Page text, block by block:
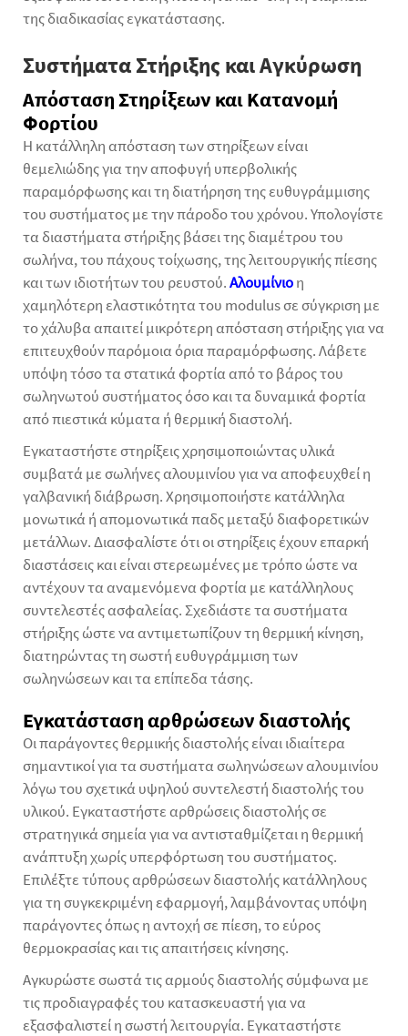
της διαδικασίας εγκατάστασης.
Συστήματα Στήριξης και Αγκύρωση
Απόσταση Στηρίξεων και Κατανομή
Φορτίου
Η κατάλληλη απόσταση των στηρίξεων είναι
θεμελιώδης για την αποφυγή υπερβολικής
παραμόρφωσης και τη διατήρηση της ευθυγράμμισης
του συστήματος με την πάροδο του χρόνου. Υπολογίστε
τα διαστήματα στήριξης βάσει της διαμέτρου του
σωλήνα, του πάχους τοίχωσης, της λειτουργικής πίεσης
και των ιδιοτήτων του ρευστού.Αλουμίνιοη
χαμηλότερη ελαστικότητα του modulus σε σύγκριση με
το χάλυβα απαιτεί μικρότερη απόσταση στήριξης για να
επιτευχθούν παρόμοια όρια παραμόρφωσης. Λάβετε
υπόψη τόσο τα στατικά φορτία από το βάρος του
σωληνωτού συστήματος όσο και τα δυναμικά φορτία
από πιεστικά κύματα ή θερμική διαστολή.
Εγκαταστήστε στηρίξεις χρησιμοποιώντας υλικά
συμβατά μεσωλήνες αλουμινίουγια να αποφευχθεί η
γαλβανική διάβρωση. Χρησιμοποιήστε κατάλληλα
μονωτικά ή απομονωτικά παδς μεταξύ διαφορετικών
μετάλλων. Διασφαλίστε ότι οι στηρίξεις έχουν επαρκή
διαστάσεις και είναι στερεωμένες με τρόπο ώστε να
αντέχουν τα αναμενόμενα φορτία με κατάλληλους
συντελεστές ασφαλείας. Σχεδιάστε τα συστήματα
στήριξης ώστε να αντιμετωπίζουν τη θερμική κίνηση,
διατηρώντας τη σωστή ευθυγράμμιση των
σωληνώσεων και τα επίπεδα τάσης.
Εγκατάσταση αρθρώσεων διαστολής
Οι παράγοντες θερμικής διαστολής είναι ιδιαίτερα
σημαντικοί για τα συστήματα σωληνώσεων αλουμινίου
λόγω του σχετικά υψηλού συντελεστή διαστολής του
υλικού. Εγκαταστήστε αρθρώσεις διαστολής σε
στρατηγικά σημεία για να αντισταθμίζεται η θερμική
ανάπτυξη χωρίς υπερφόρτωση του συστήματος.
Επιλέξτε τύπους αρθρώσεων διαστολής κατάλληλους
για τη συγκεκριμένη εφαρμογή, λαμβάνοντας υπόψη
παράγοντες όπως η αντοχή σε πίεση, το εύρος
θερμοκρασίας και τις απαιτήσεις κίνησης.
Αγκυρώστε σωστά τις αρμούς διαστολής σύμφωνα με
τις προδιαγραφές του κατασκευαστή για να
εξασφαλιστεί η σωστή λειτουργία. Εγκαταστήστε